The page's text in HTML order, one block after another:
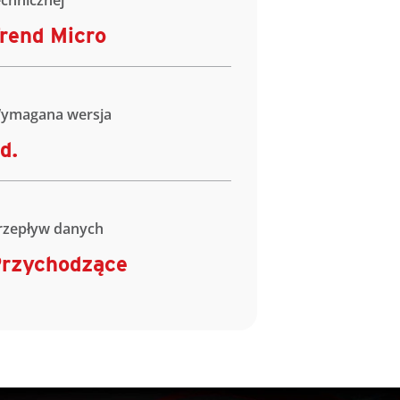
Micro
wersja
danych